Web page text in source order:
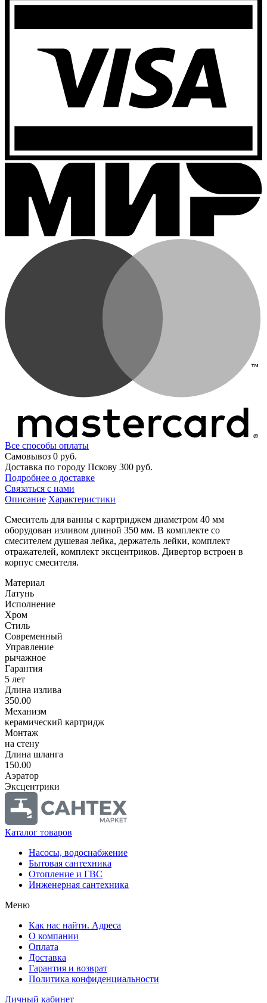
Все способы оплаты
Самовывоз 0 руб.
Доставка по городу Пскову 300 руб.
Подробнее о доставке
Связаться с нами
Описание Характеристики
Смеситель для ванны с картриджем диаметром 40 мм
оборудован изливом длиной 350 мм. В комплекте со
смесителем душевая лейка, держатель лейки, комплект
отражателей, комплект эксцентриков. Дивертор встроен в
корпус смесителя.
Материал
Латунь
Исполнение
Хром
Стиль
Современный
Управление
рычажное
Гарантия
5 лет
Длина излива
350.00
Механизм
керамический картридж
Монтаж
на стену
Длина шланга
150.00
Аэратор
Эксцентрики
Каталог товаров
Насосы, водоснабжение
Бытовая сантехника
Отопление и ГВС
Инженерная сантехника
Меню
Как нас найти. Адреса
О компании
Оплата
Доставка
Гарантия и возврат
Политика конфиденциальности
Личный кабинет